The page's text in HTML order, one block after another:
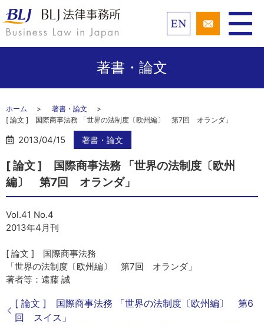
著書・論文
ホーム
著書・論文
[ 論文 ] 国際商事法務 「世界の法制度〔欧州編〕 第7回 オランダ」
2013/04/15 著書・論文
[ 論文 ] 国際商事法務 「世界の法制度〔欧州
編〕 第7回 オランダ」
Vol.41 No.4
2013年4月刊
[ 論文 ] 国際商事法務
「世界の法制度〔欧州編〕 第7回 オランダ」
著者等：遠藤 誠
[ 論文 ] 国際商事法務 「世界の法制度〔欧州編〕 第6
回 スイス」